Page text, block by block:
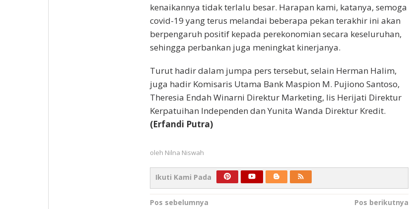
kenaikannya tidak terlalu besar. Harapan kami, katanya, semoga
covid-19 yang terus melandai beberapa pekan terakhir ini akan
berpengaruh positif kepada perekonomian secara keseluruhan,
sehingga perbankan juga meningkat kinerjanya.
Turut hadir dalam jumpa pers tersebut, selain Herman Halim,
juga hadir Komisaris Utama Bank Maspion M. Pujiono Santoso,
Theresia Endah Winarni Direktur Marketing, Iis Herijati Direktur
Kerpatuihan Independen dan Yunita Wanda Direktur Kredit.
(Erfandi Putra)
oleh Nilna Niswah
Ikuti Kami Pada
Navigasi
Pos sebelumnya
Pos berikutnya